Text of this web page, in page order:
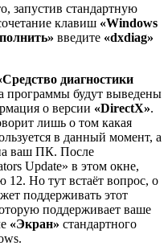
запустив стандартную
клавиш «Windows
введите «dxdiag»
диагностики
программы будут выведены
о версии «DirectX».
лишь о том какая
в данный момент, а
ваш ПК. После
Update» в этом окне,
12. Но тут встаёт вопрос, о
поддерживать этот
поддерживает ваше
«Экран» стандартного